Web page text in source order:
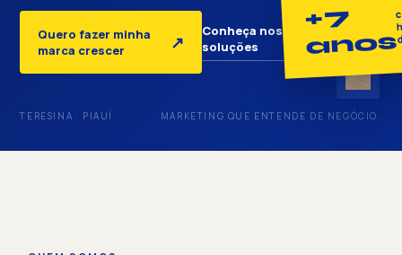
Quero fazer minha
marca crescer
↗
Conheça nossas
soluções
↓
+7
anos
TERESINA · PIAUÍ MARKETING QUE ENTENDE DE NEGÓCIO.